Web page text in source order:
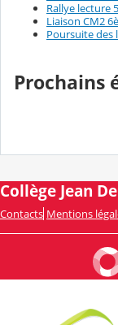
Rallye lecture
Liaison CM2
Poursuite des
Prochains
Collège Jean
Contacts Mentions